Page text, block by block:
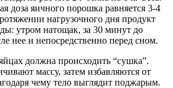
доза яичного порошка равняется 3-4
нагрузочного дня продукт
утром натощак, за 30 минут до
нее и непосредственно перед сном.
должна происходить “сушка”.
массу, затем избавляются от
чему тело выглядит поджарым.